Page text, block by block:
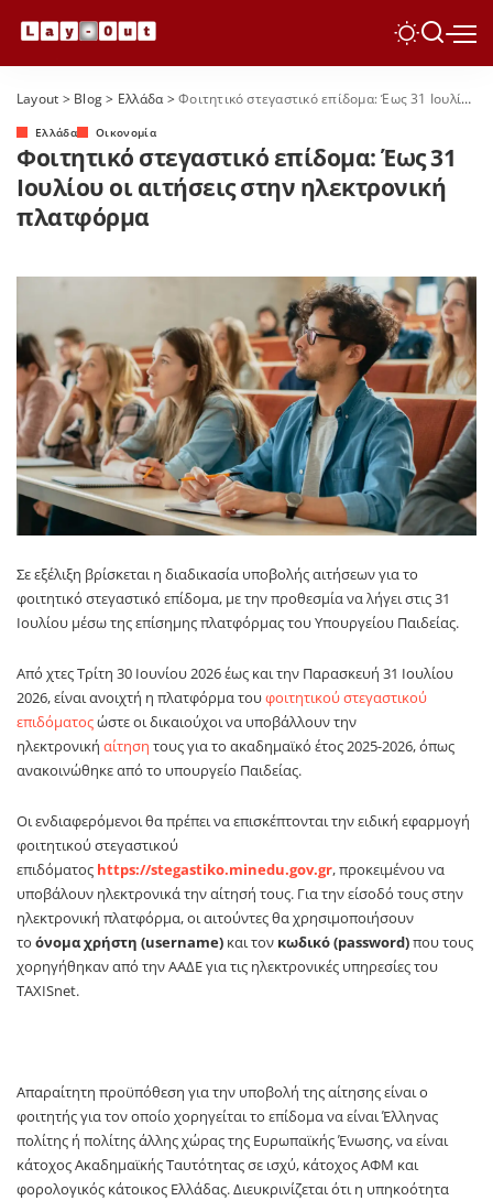
Layout > Blog> Ελλάδα>Φοιτητικό στεγαστικό επίδομα: Έως 31 Ιουλίου οι αιτήσεις στην ηλεκτρονική πλατφόρμα
Ελλάδα Οικονομία
Φοιτητικό στεγαστικό επίδομα: Έως 31
Ιουλίου οι αιτήσεις στην ηλεκτρονική
πλατφόρμα
Σε εξέλιξη βρίσκεται η διαδικασία υποβολής αιτήσεων για το
φοιτητικό στεγαστικό επίδομα, με την προθεσμία να λήγει στις 31
Ιουλίου μέσω της επίσημης πλατφόρμας του Υπουργείου Παιδείας.
Από χτες Τρίτη 30 Ιουνίου 2026 έως και την Παρασκευή 31 Ιουλίου
2026, είναι ανοιχτή η πλατφόρμα τουφοιτητικού στεγαστικού
επιδόματοςώστε οι δικαιούχοι να υποβάλλουν την
ηλεκτρονική αίτηση τους για το ακαδημαϊκό έτος 2025-2026, όπως
ανακοινώθηκε από το υπουργείο Παιδείας.
Οι ενδιαφερόμενοι θα πρέπει να επισκέπτονται την ειδική εφαρμογή
φοιτητικού στεγαστικού
επιδόματος https://stegastiko.minedu.gov.gr, προκειμένου να
υποβάλουν ηλεκτρονικά την αίτησή τους. Για την είσοδό τους στην
ηλεκτρονική πλατφόρμα, οι αιτούντες θα χρησιμοποιήσουν
το όνομα χρήστη (username) και τον κωδικό (password)που τους
χορηγήθηκαν από την ΑΑΔΕ για τις ηλεκτρονικές υπηρεσίες του
TAXISnet.
Απαραίτητη προϋπόθεση για την υποβολή της αίτησης είναι ο
φοιτητής για τον οποίο χορηγείται το επίδομα να είναι Έλληνας
πολίτης ή πολίτης άλλης χώρας της Ευρωπαϊκής Ένωσης, να είναι
κάτοχος Ακαδημαϊκής Ταυτότητας σε ισχύ, κάτοχος ΑΦΜ και
φορολογικός κάτοικος Ελλάδας. Διευκρινίζεται ότι η υπηκοότητα